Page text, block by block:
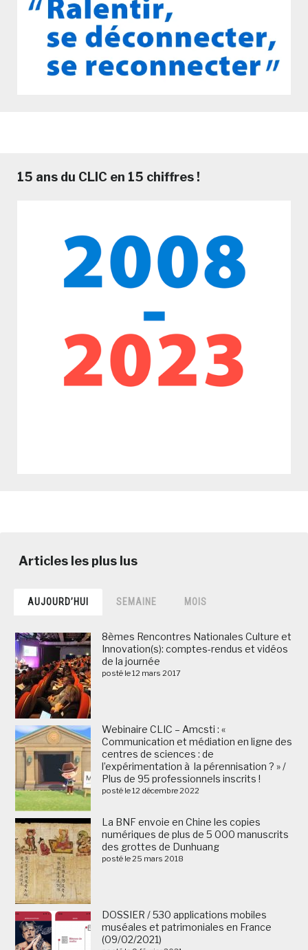
15 ans du CLIC en 15 chiffres !
AUJOURD’HUI SEMAINE MOIS
8èmes Rencontres Nationales Culture et
Innovation(s): comptes-rendus et vidéos
de la journée
posté le 12 mars 2017
Webinaire CLIC – Amcsti : «
Communication et médiation en ligne des
centres de sciences : de
l’expérimentation à la pérennisation ? » /
Plus de 95 professionnels inscrits !
posté le 12 décembre 2022
La BNF envoie en Chine les copies
numériques de plus de 5 000 manuscrits
des grottes de Dunhuang
posté le 25 mars 2018
DOSSIER / 530 applications mobiles
muséales et patrimoniales en France
(09/02/2021)